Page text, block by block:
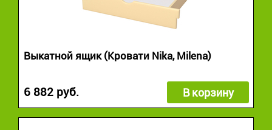
Выкатной ящик (Кровати Nika, Milena)
6 882 руб. В корзину